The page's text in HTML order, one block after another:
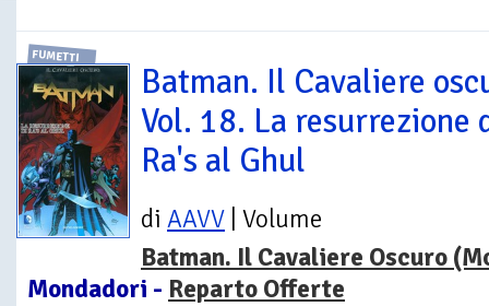
FUMETTI
Batman. Il Cavaliere
Vol. 18. La resurrezione
Ra's al Ghul
di AAVV | Volume
Batman. Il Cavaliere Oscuro
Mondadori - Reparto Offerte